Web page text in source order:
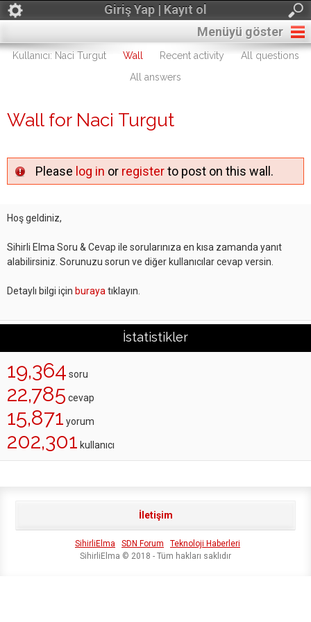
Giriş Yap | Kayıt ol
Menüyü göster
Kullanıcı: Naci Turgut Wall Recent activity
All questions
All answers
Wall for Naci Turgut
Please log in or registerto post on this wall.
Hoş geldiniz,
Sihirli Elma Soru & Cevap ile sorularınıza en kısa zamanda yanıt
alabilirsiniz. Sorunuzu sorun ve diğer kullanıcılar cevap versin.
Detaylı bilgi için buraya tıklayın.
İstatistikler
19,364 soru
22,785 cevap
15,871 yorum
202,301 kullanıcı
İletişim
SihirliElma SDN Forum
Teknoloji Haberleri
SihirliElma © 2018 - Tüm hakları saklıdır